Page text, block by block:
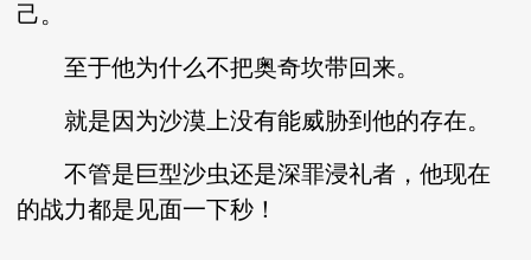
己。
至于他为什么不把奥奇坎带回来。
就是因为沙漠上没有能威胁到他的存在。
不管是巨型沙虫还是深罪浸礼者，他现在
的战力都是见面一下秒！